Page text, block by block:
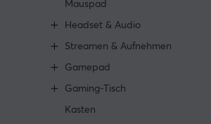
Mauspad
Headset & Audio
Streamen & Aufnehmen
Gamepad
Gaming-Tisch
Kasten